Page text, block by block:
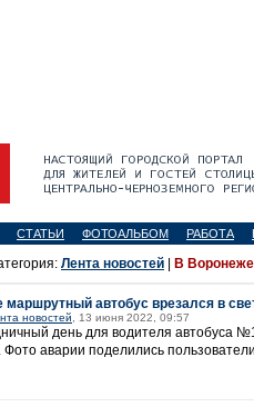
СТАТЬИ ФОТОАЛЬБОМ РАБОТА
Лента новостей В
маршрутный автобус врезался в
новостей , 13 июня 2022, 09:57
день для водителя автобуса
аварии поделились